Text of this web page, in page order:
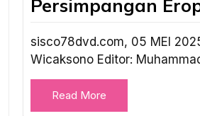
Persimpangan
sisco78dvd.com, 05 MEI
Wicaksono Editor:
Read More